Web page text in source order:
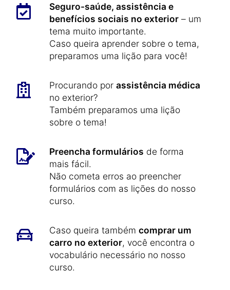
Seguro-saúde, assistência e
benefícios sociais no exterior – um
tema muito importante.
Caso queira aprender sobre o tema,
preparamos uma lição para você!
Procurando por assistência médica
no exterior?
Também preparamos uma lição
sobre o tema!
Preencha formulários de forma
mais fácil.
Não cometa erros ao preencher
formulários com as lições do nosso
curso.
Caso queira também comprar um
carro no exterior, você encontra o
vocabulário necessário no nosso
curso.